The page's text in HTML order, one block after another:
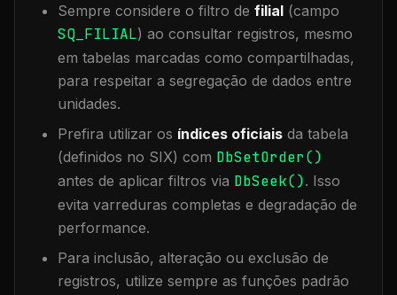
Sempre considere o filtro de filial (campo
SQ_FILIAL) ao consultar registros, mesmo
em tabelas marcadas como compartilhadas,
para respeitar a segregação de dados entre
unidades.
Prefira utilizar os índices oficiais da tabela
(definidos no SIX) com DbSetOrder()
antes de aplicar filtros via DbSeek(). Isso
evita varreduras completas e degradação de
performance.
Para inclusão, alteração ou exclusão de
registros, utilize sempre as funções padrão